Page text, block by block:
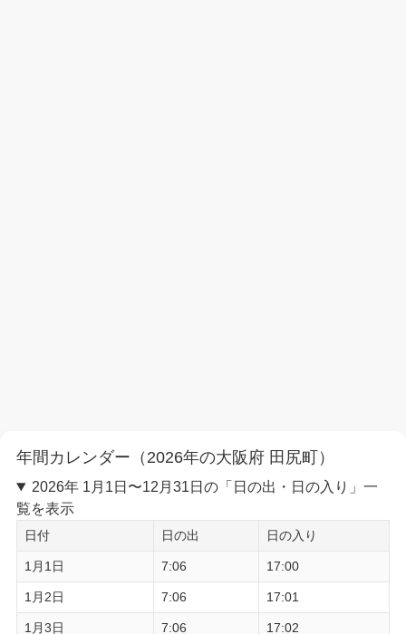
年間カレンダー（2026年の大阪府 田尻町）
2026年 1月1日〜12月31日の「日の出・日の入り」一
覧を表示
日付 日の出 日の入り
1月1日 7:06 17:00
1月2日 7:06 17:01
1月3日 7:06 17:02